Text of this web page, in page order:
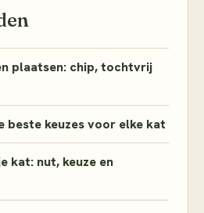
plaatsen: chip, tochtvrij
beste keuzes voor elke kat
kat: nut, keuze en